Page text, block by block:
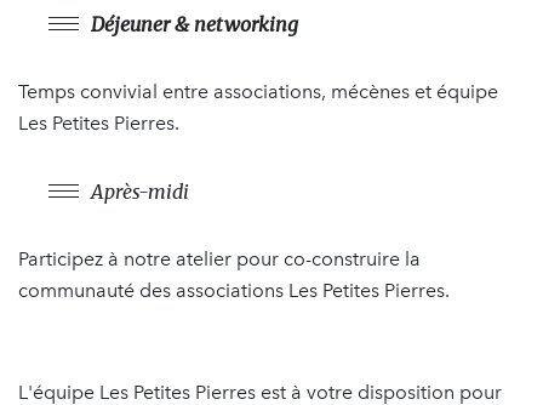
Déjeuner & networking
Temps convivial entre associations, mécènes et équipe
Les Petites Pierres.
Après-midi
Participez à notre atelier pour co-construire la
communauté des associations Les Petites Pierres.
L'équipe Les Petites Pierres est à votre disposition pour